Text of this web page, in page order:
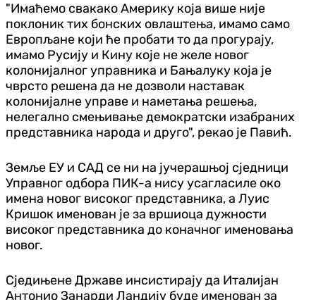
"Имаћемо свакако Америку која више није
поклоник тих бонских овлаштења, имамо само
Европљане који ће пробати то да прогурају,
имамо Русију и Кину које не желе новог
колонијалног управника и Бањалуку која је
чврсто решена да не дозволи наставак
колонијалне управе и наметања решења,
нелегално смењивање демократски изабраних
представника народа и друго", рекао је Павић.
Земље ЕУ и САД се ни на јучерашњој сједници
Управног одбора ПИК-а нису усагласиле око
имена новог високог представника, а Луис
Кришок именован је за вршиоца дужности
високог представника до коначног именовања
новог.
Сједињене Државе инсистирају да Италијан
Антонио Занарди Ландију буде именован за